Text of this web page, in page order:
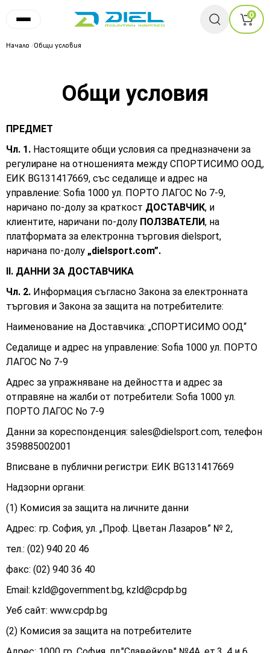
0
Начало /Общи условия
Общи условия
ПРЕДМЕТ
Чл. 1. Настоящите общи условия са предназначени за
регулиране на отношенията между СПОРТИСИМО ООД,
ЕИК BG131417669, със седалище и адрес на
управление: Sofia 1000 ул. ПОРТО ЛАГОС No 7-9,
наричано по-долу за краткост ДОСТАВЧИК, и
клиентите, наричани по-долу ПОЛЗВАТЕЛИ, на
платформата за електронна търговия dielsport,
наричана по-долу „dielsport.com”.
ІІ. ДАННИ ЗА ДОСТАВЧИКА
Чл. 2. Информация съгласно Закона за електронната
търговия и Закона за защита на потребителите:
Наименование на Доставчика: „СПОРТИСИМО ООД“
Седалище и адрес на управление: Sofia 1000 ул. ПОРТО
ЛАГОС No 7-9
Адрес за упражняване на дейността и адрес за
отправяне на жалби от потребители: Sofia 1000 ул.
ПОРТО ЛАГОС No 7-9
Данни за кореспонденция: sales@dielsport.com, телефон
359885002001
Вписване в публични регистри: ЕИК BG131417669
Надзорни органи:
(1) Комисия за защита на личните данни
Адрес: гр. София, ул. „Проф. Цветан Лазаров” № 2,
тел.: (02) 940 20 46
факс: (02) 940 36 40
Email: kzld@government.bg, kzld@cpdp.bg
Уеб сайт: www.cpdp.bg
(2) Комисия за защита на потребителите